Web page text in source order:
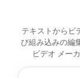
テキストからビ
び組み込みの編
ビデオ メー